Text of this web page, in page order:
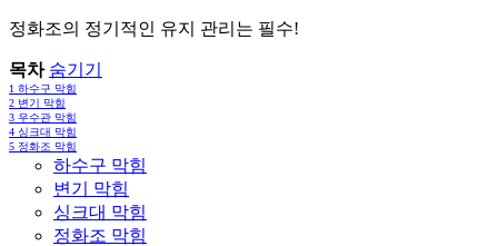
정화조의 정기적인 유지 관리는 필수!
목차 숨기기
1 하수구 막힘
2 변기 막힘
3 우수관 막힘
4 싱크대 막힘
5 정화조 막힘
하수구 막힘
변기 막힘
싱크대 막힘
정화조 막힘